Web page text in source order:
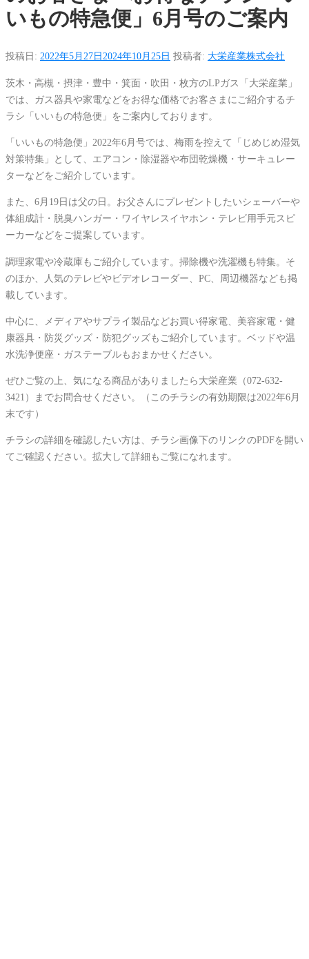
いもの特急便」6月号のご案内
投稿日: 2022年5月27日2024年10月25日 投稿者: 大栄産業株式会社
茨木・高槻・摂津・豊中・箕面・吹田・枚方のLPガス「大栄産業」
では、ガス器具や家電などをお得な価格でお客さまにご紹介するチ
ラシ「いいもの特急便」をご案内しております。
「いいもの特急便」2022年6月号では、梅雨を控えて「じめじめ湿気
対策特集」として、エアコン・除湿器や布団乾燥機・サーキュレー
ターなどをご紹介しています。
また、6月19日は父の日。お父さんにプレゼントしたいシェーバーや
体組成計・脱臭ハンガー・ワイヤレスイヤホン・テレビ用手元スピ
ーカーなどをご提案しています。
調理家電や冷蔵庫もご紹介しています。掃除機や洗濯機も特集。そ
のほか、人気のテレビやビデオレコーダー、PC、周辺機器なども掲
載しています。
中心に、メディアやサプライ製品などお買い得家電、美容家電・健
康器具・防災グッズ・防犯グッズもご紹介しています。ベッドや温
水洗浄便座・ガステーブルもおまかせください。
ぜひご覧の上、気になる商品がありましたら大栄産業（072-632-
3421）までお問合せください。（このチラシの有効期限は2022年6月
末です）
チラシの詳細を確認したい方は、チラシ画像下のリンクのPDFを開い
てご確認ください。拡大して詳細もご覧になれます。